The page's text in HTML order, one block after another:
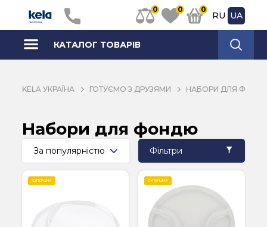
0 0 0
RU UA
КАТАЛОГ ТОВАРІВ
KELA УКРАЇНА ГОТУЄМО З ДРУЗЯМИ НАБОРИ ДЛЯ
Набори для фондю
Фільтри
СУПЕРЦІНА СУПЕРЦІНА